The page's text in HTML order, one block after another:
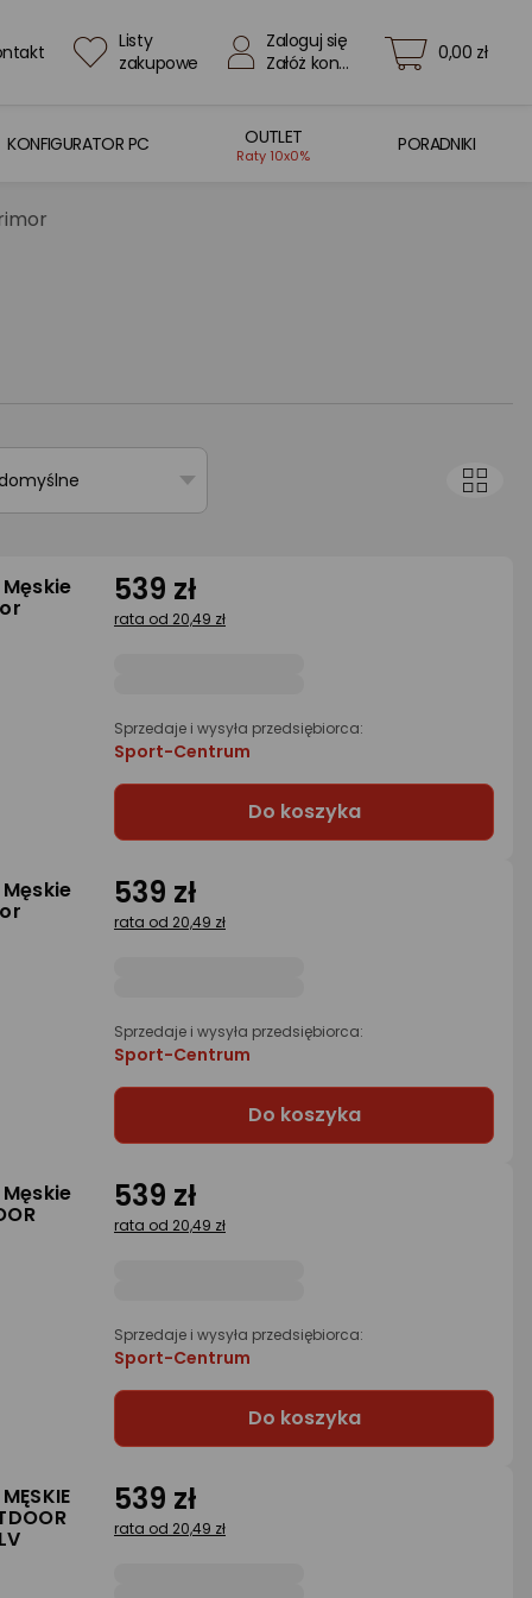
Listy
zakupowe
Zaloguj się
Załóż konto
0,00 zł
KONFIGURATOR PC OUTLET
Raty 10x0%
PORADNIKI
539 zł
rata od 20,49 zł
Sprzedaje i wysyła przedsiębiorca:
Sport-Centrum
Do koszyka
539 zł
rata od 20,49 zł
Sprzedaje i wysyła przedsiębiorca:
Sport-Centrum
Do koszyka
539 zł
rata od 20,49 zł
Sprzedaje i wysyła przedsiębiorca:
Sport-Centrum
Do koszyka
539 zł
rata od 20,49 zł